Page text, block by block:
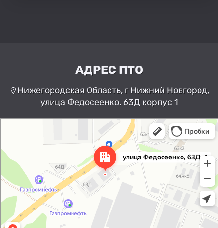
АДРЕС ПТО
Нижегородская Область, г Нижний Новгород,
улица Федосеенко, 63Д корпус 1
Нижний Новгород
Улица Федосеенко, 63Дк1 —
Яндекс Карты